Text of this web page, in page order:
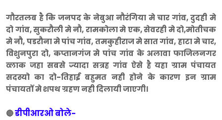
गौरतलब है कि जनपद के नेबुआ नौरंगिया मे चार गांव, दुदही मे
दो गांव, सुकरौली मे नौ, रामकोला मे एक, सेवरही मे दो,मोतीचक
मे नौ, पडरौना मे पांच गांव, तमकुहीराज मे सात गांव, हाटा मे चार,
विशुनपुरा दो, कप्तानगंज मे पांच गांव के अलावा फाजिलनगर
व्लाक जहा सबसे ज्यादा सत्रह गांव ऐसे है यहा ग्राम पंचायत
सदस्यो का दो-तिहाई बहुमत नही होने के कारण इन ग्राम
पंचायतों मे शपथ ग्रहण नही दिलायी जाएगी।
🔴डीपीआरओ बोले-